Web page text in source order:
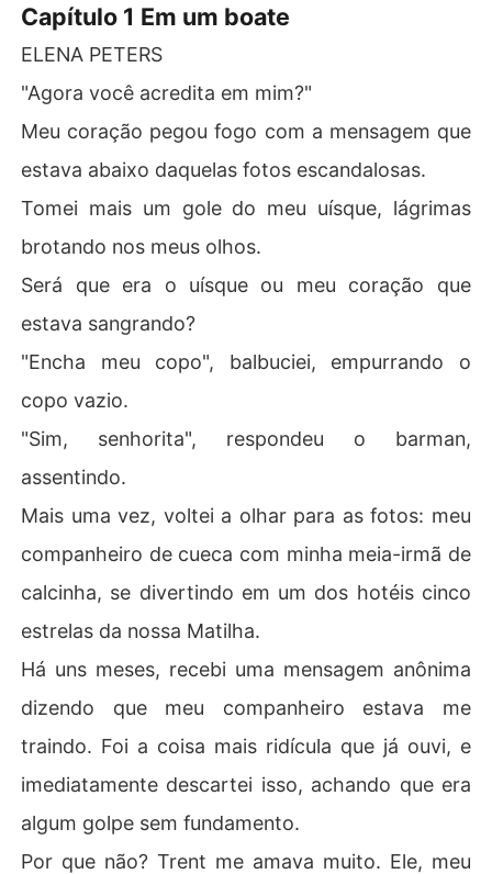
s, enquanto eu implorava para que ele parasse, com me
do de sermos pegos.
***
ão deveria ter feito isso, mas estava tão amargurada, já
que meu companheiro estava dormindo com minha mei
Aquela noite marcou o início da sua obsessão insana, e
então percebi que ele não era o sogro sensato e calmo
que sempre pensei que fosse.
Por trás daquela máscara, havia um homem obsessivo,
manipulador e controlador que jurou nunca me deixar ir
e faria qualquer coisa para me manter, inclusive arruina
Agora, eu estava presa nesse relacionamento erótico cl
andestino, me vendo mais viciada nele a cada dia.
O que eu deveria fazer para me libertar desse vínculo e
rótico, mas tóxico, que compartilhávamos?
Capítulo 1 Em um boate
ELENA PETERS
"Agora você acredita em mim?"
Meu coração pegou fogo com a mensagem que
estava abaixo daquelas fotos escandalosas.
Tomei mais um gole do meu uísque, lágrimas
brotando nos meus olhos.
Será que era o uísque ou meu coração que
estava sangrando?
"Encha meu copo", balbuciei, empurrando o
copo vazio.
"Sim, senhorita", respondeu o barman,
assentindo.
Mais uma vez, voltei a olhar para as fotos: meu
companheiro de cueca com minha meia-irmã de
calcinha, se divertindo em um dos hotéis cinco
estrelas da nossa Matilha.
Há uns meses, recebi uma mensagem anônima
dizendo que meu companheiro estava me
traindo. Foi a coisa mais ridícula que já ouvi, e
imediatamente descartei isso, achando que era
algum golpe sem fundamento.
Por que não? Trent me amava muito. Ele, meu